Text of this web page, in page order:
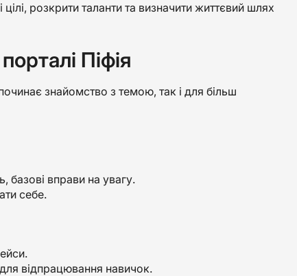
розкрити таланти та визначити життєвий шлях
Піфія
знайомство з темою, так і для більш
базові вправи на увагу.
себе.
для відпрацювання навичок.